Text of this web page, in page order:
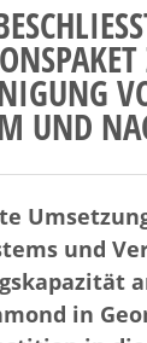
UND
und
in